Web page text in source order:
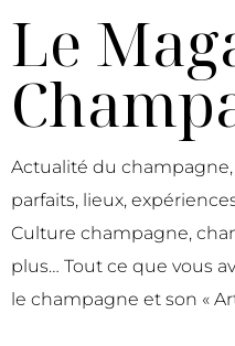
Le
Actualité du
parfaits, lieux,
Culture champagne,
plus… Tout ce que vous
le champagne et son «